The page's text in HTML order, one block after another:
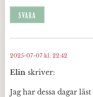
SVARA
Elin skriver:
2025-07-07 kl. 22:42
Jag har dessa dagar